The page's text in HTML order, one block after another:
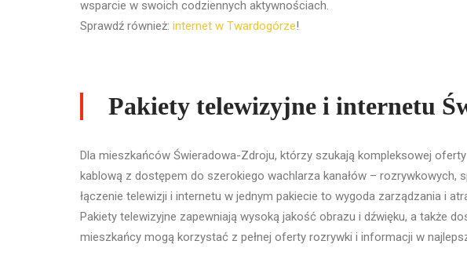
wsparcie w swoich codziennych aktywnościach.
Sprawdź również: internet w Twardogórze!
Pakiety telewizyjne i internetu
Dla mieszkańców Świeradowa-Zdroju, którzy szukają kompleksowej
kablową z dostępem do szerokiego wachlarza kanałów – rozrywkowych,
łączenie telewizji i internetu w jednym pakiecie to wygoda zarządzania i
Pakiety telewizyjne zapewniają wysoką jakość obrazu i dźwięku, a także
mieszkańcy mogą korzystać z pełnej oferty rozrywki i informacji w